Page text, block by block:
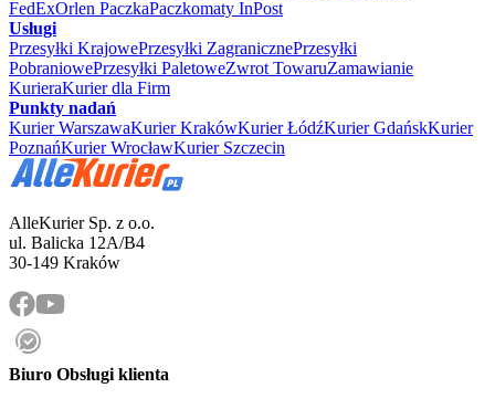
FedExOrlen PaczkaPaczkomaty InPost
Usługi
Przesyłki KrajowePrzesyłki ZagranicznePrzesyłki
PobraniowePrzesyłki PaletoweZwrot TowaruZamawianie
KurieraKurier dla Firm
Punkty nadań
Kurier WarszawaKurier KrakówKurier ŁódźKurier GdańskKurier
PoznańKurier WrocławKurier Szczecin
AlleKurier Sp. z o.o.
ul. Balicka 12A/B4
30-149 Kraków
Biuro Obsługi klienta